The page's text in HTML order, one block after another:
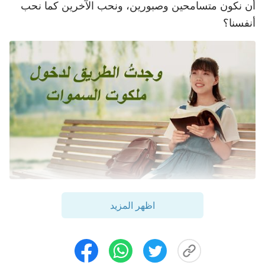
أن نكون متسامحين وصبورين، ونحب الآخرين كما نحب
أنفسنا؟
عن طريق الصدفة، دعتني إحدى أخواتي من الجامعة مع
أخٍ آخر، للمشاركة في مجموعة لدراسة
الكتاب المقدس
المقدس هذه: "لَيْسَ كُلُّ مَنْ يَقُولُ لِي: يَارَبُّ، يَارَبُّ!
اظهر المزيد